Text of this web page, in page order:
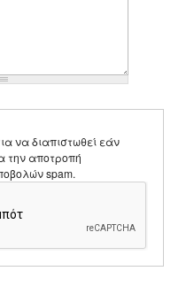
να διαπιστωθεί εάν
την αποτροπή
spam.